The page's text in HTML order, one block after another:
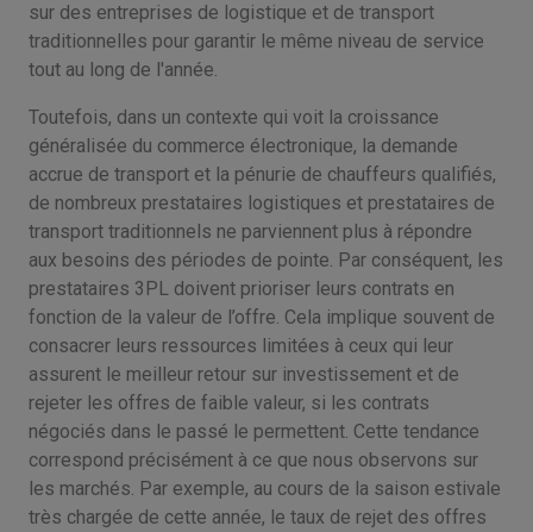
sur des entreprises de logistique et de transport
traditionnelles pour garantir le même niveau de service
tout au long de l'année.
Toutefois, dans un contexte qui voit la croissance
généralisée du commerce électronique, la demande
accrue de transport et la pénurie de chauffeurs qualifiés,
de nombreux prestataires logistiques et prestataires de
transport traditionnels ne parviennent plus à répondre
aux besoins des périodes de pointe. Par conséquent, les
prestataires 3PL doivent prioriser leurs contrats en
fonction de la valeur de l’offre. Cela implique souvent de
consacrer leurs ressources limitées à ceux qui leur
assurent le meilleur retour sur investissement et de
rejeter les offres de faible valeur, si les contrats
négociés dans le passé le permettent. Cette tendance
correspond précisément à ce que nous observons sur
les marchés. Par exemple, au cours de la saison estivale
très chargée de cette année, le taux de rejet des offres